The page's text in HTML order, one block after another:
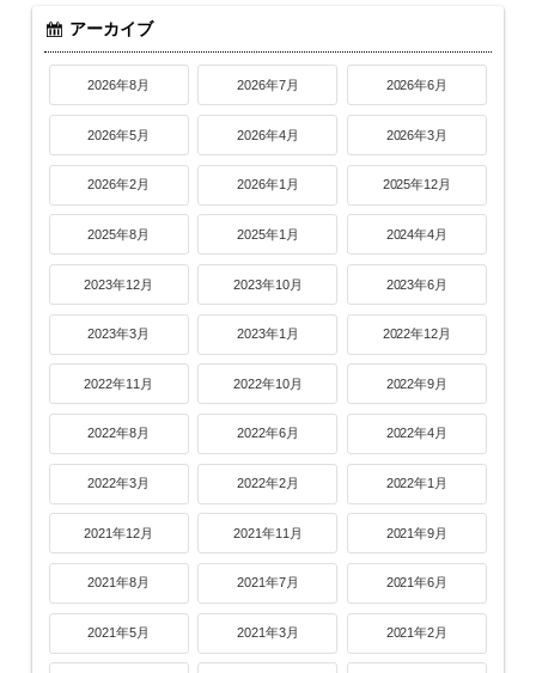
アーカイブ
2026年8月 2026年7月 2026年6月
2026年5月 2026年4月 2026年3月
2026年2月 2026年1月 2025年12月
2025年8月 2025年1月 2024年4月
2023年12月 2023年10月 2023年6月
2023年3月 2023年1月 2022年12月
2022年11月 2022年10月 2022年9月
2022年8月 2022年6月 2022年4月
2022年3月 2022年2月 2022年1月
2021年12月 2021年11月 2021年9月
2021年8月 2021年7月 2021年6月
2021年5月 2021年3月 2021年2月